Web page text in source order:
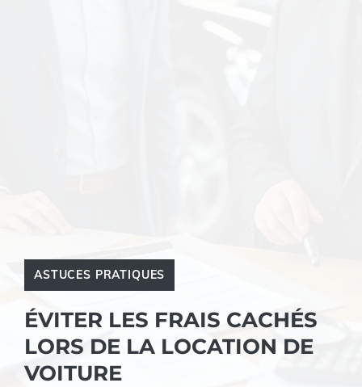
ASTUCES PRATIQUES
ÉVITER LES FRAIS CACHÉS
LORS DE LA LOCATION DE
VOITURE